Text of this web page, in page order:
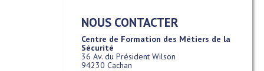
NOUS CONTACTER
Centre de Formation des Métiers de la
Sécurité
36 Av. du Président Wilson
94230 Cachan